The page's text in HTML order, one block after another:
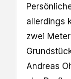
allerdings
zwei
Andreas